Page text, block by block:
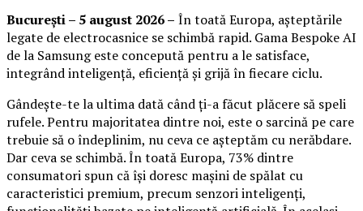
București – 5 august 2026 – În toată Europa, așteptările
legate de electrocasnice se schimbă rapid. Gama Bespoke AI
de la Samsung este concepută pentru a le satisface,
integrând inteligență, eficiență și grijă în fiecare ciclu.
Gândește-te la ultima dată când ți-a făcut plăcere să speli
rufele. Pentru majoritatea dintre noi, este o sarcină pe care
trebuie să o îndeplinim, nu ceva ce așteptăm cu nerăbdare.
Dar ceva se schimbă. În toată Europa, 73% dintre
consumatori spun că își doresc mașini de spălat cu
caracteristici premium, precum senzori inteligenți,